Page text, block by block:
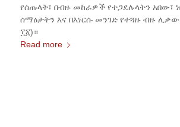
የሰጡላት፣ በብዙ መከራዎች የተጋደሉላትን አበው፣
ሰማዕታትን እና በእነርሱ መንገድ የተጓዙ ብዙ
፲፩)።
Read more